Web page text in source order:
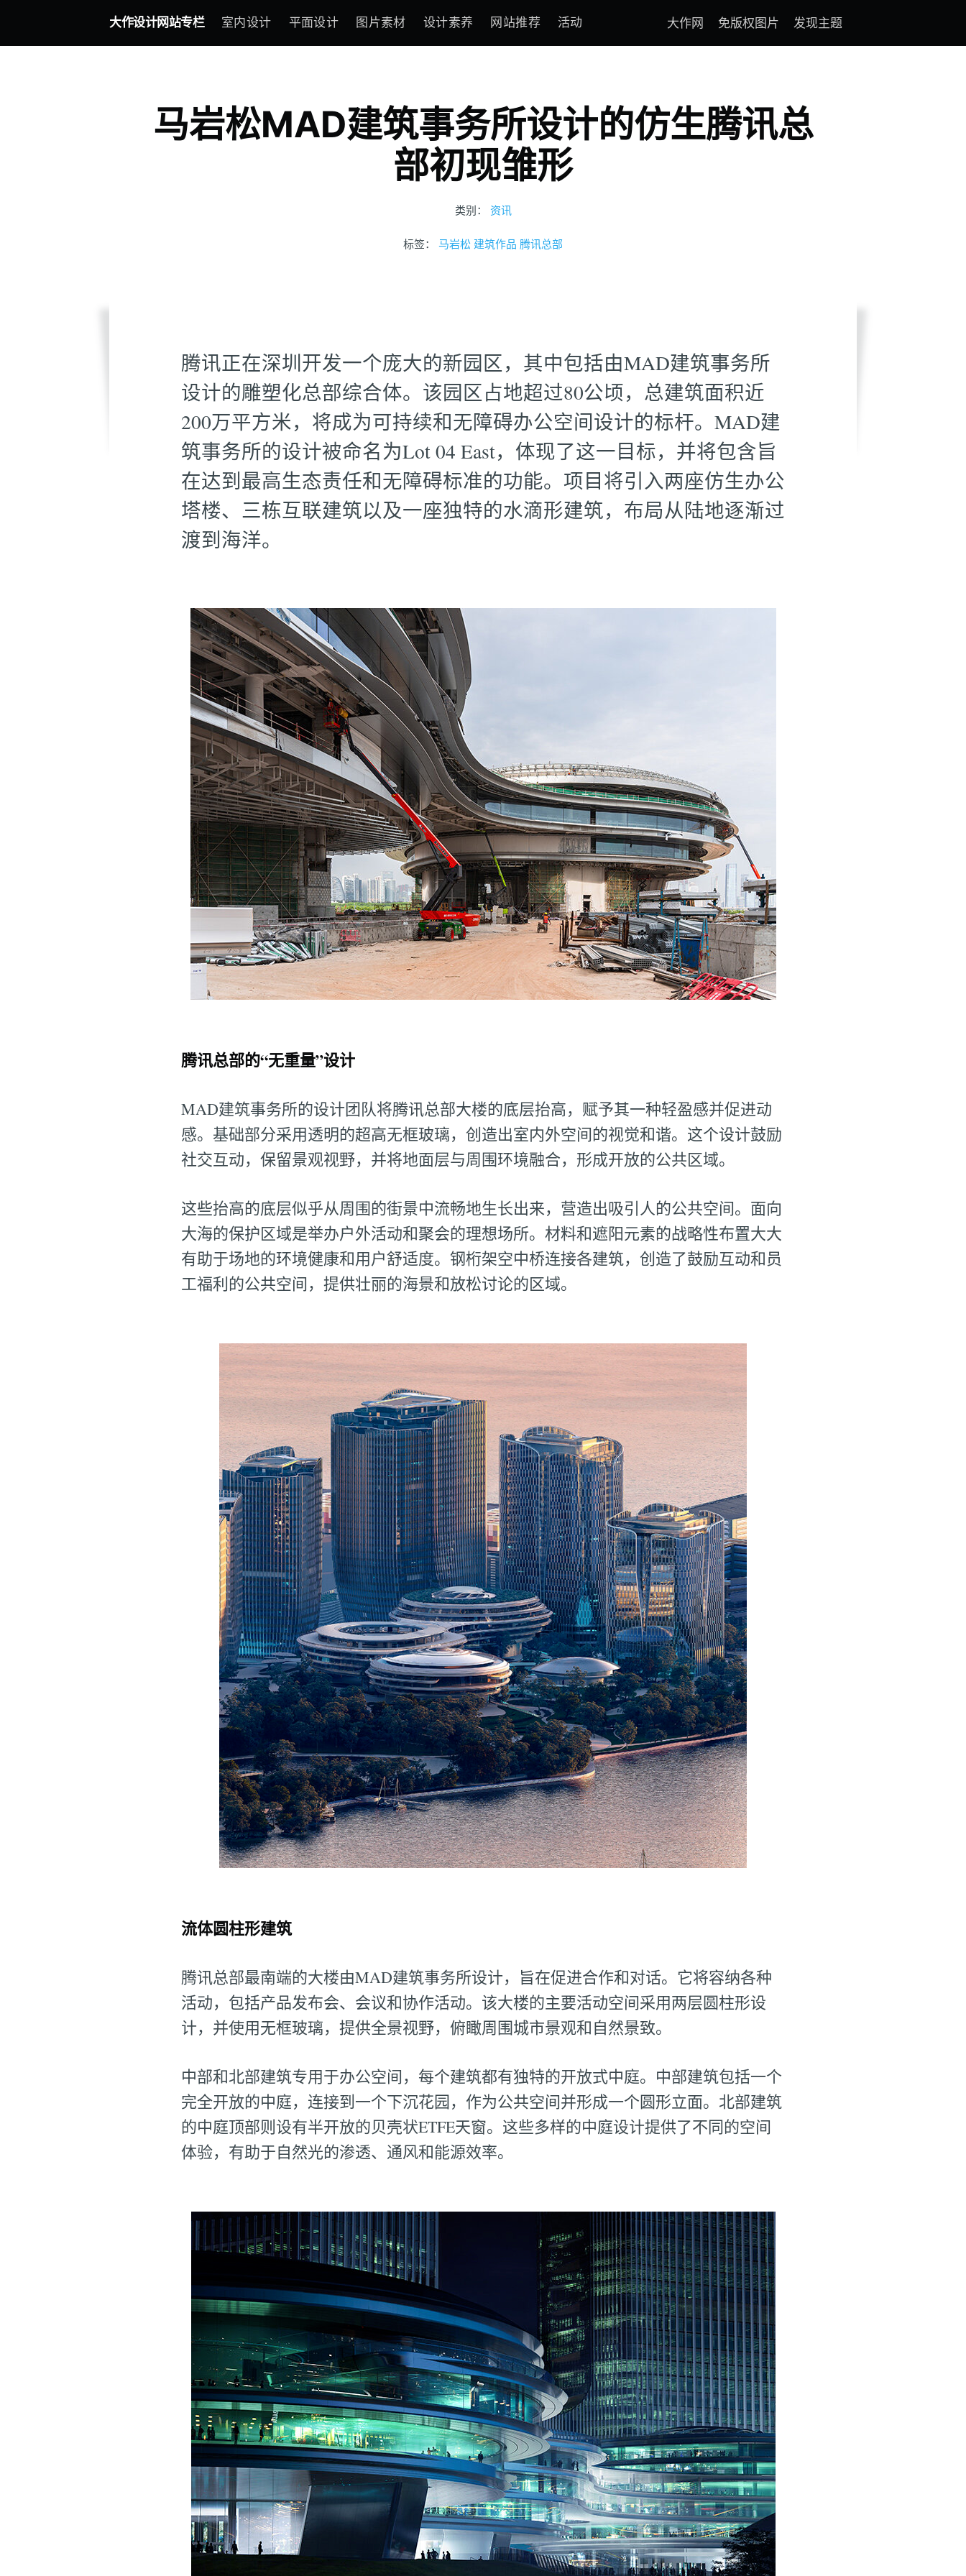
大作设计网站专栏 室内设计 平面设计 图片素材 设计素养 网站推荐 活动 大作网 免版权图片 发现主题
马岩松MAD建筑事务所设计的仿生腾讯总
部初现雏形
类别： 资讯
标签： 马岩松 建筑作品 腾讯总部
腾讯正在深圳开发一个庞大的新园区，其中包括由MAD建筑事务所
设计的雕塑化总部综合体。该园区占地超过80公顷，总建筑面积近
200万平方米，将成为可持续和无障碍办公空间设计的标杆。MAD建
筑事务所的设计被命名为Lot 04 East，体现了这一目标，并将包含旨
在达到最高生态责任和无障碍标准的功能。项目将引入两座仿生办公
塔楼、三栋互联建筑以及一座独特的水滴形建筑，布局从陆地逐渐过
渡到海洋。
腾讯总部的“无重量”设计
MAD建筑事务所的设计团队将腾讯总部大楼的底层抬高，赋予其一种轻盈感并促进动
感。基础部分采用透明的超高无框玻璃，创造出室内外空间的视觉和谐。这个设计鼓励
社交互动，保留景观视野，并将地面层与周围环境融合，形成开放的公共区域。
这些抬高的底层似乎从周围的街景中流畅地生长出来，营造出吸引人的公共空间。面向
大海的保护区域是举办户外活动和聚会的理想场所。材料和遮阳元素的战略性布置大大
有助于场地的环境健康和用户舒适度。钢桁架空中桥连接各建筑，创造了鼓励互动和员
工福利的公共空间，提供壮丽的海景和放松讨论的区域。
流体圆柱形建筑
腾讯总部最南端的大楼由MAD建筑事务所设计，旨在促进合作和对话。它将容纳各种
活动，包括产品发布会、会议和协作活动。该大楼的主要活动空间采用两层圆柱形设
计，并使用无框玻璃，提供全景视野，俯瞰周围城市景观和自然景致。
中部和北部建筑专用于办公空间，每个建筑都有独特的开放式中庭。中部建筑包括一个
完全开放的中庭，连接到一个下沉花园，作为公共空间并形成一个圆形立面。北部建筑
的中庭顶部则设有半开放的贝壳状ETFE天窗。这些多样的中庭设计提供了不同的空间
体验，有助于自然光的渗透、通风和能源效率。